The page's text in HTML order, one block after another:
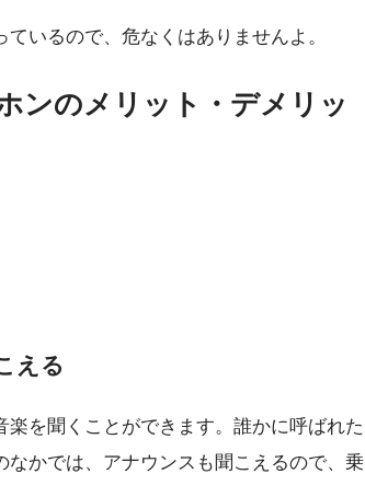
いるので、危なくはありませんよ。
ンのメリット・デメリッ
える
を聞くことができます。誰かに呼ばれた
かでは、アナウンスも聞こえるので、乗